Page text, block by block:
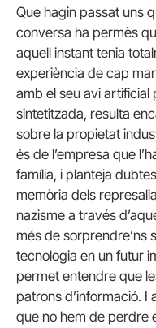
Que hagin passat uns
conversa ha permès
aquell instant tenia
experiència de cap
amb el seu avi artificial
sintetitzada, resulta
sobre la propietat
és de l’empresa que
família, i planteja
memòria dels
nazisme a través
més de sorprendre’ns
tecnologia en un futur
permet entendre que
patrons d’informació.
que no hem de perdre